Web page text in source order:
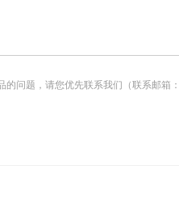
题，请您优先联系我们（联系邮箱：